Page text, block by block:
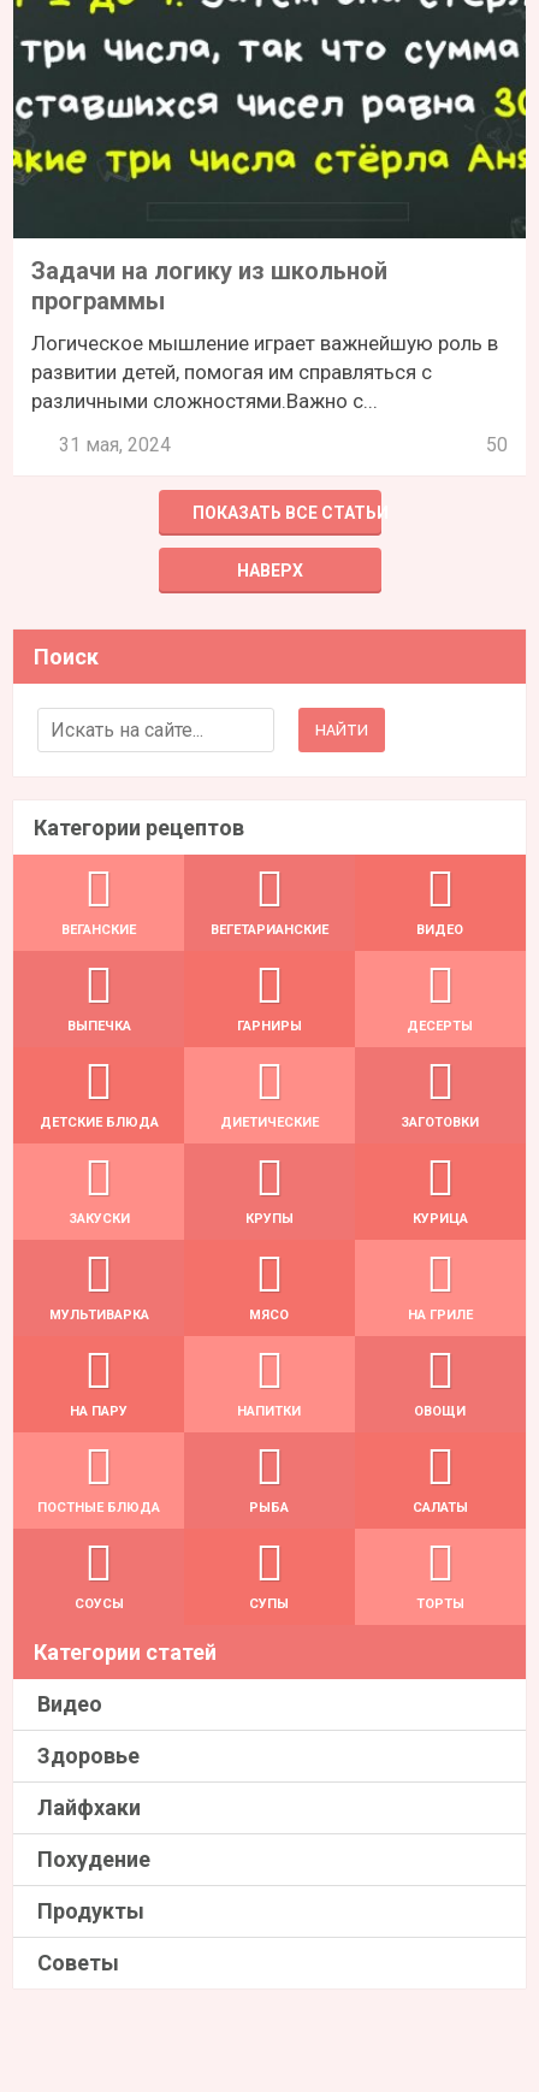
Задачи на логику из школьной
программы
Логическое мышление играет важнейшую роль в
развитии детей, помогая им справляться с
различными сложностями.Важно с...
31 мая, 2024 50
ПОКАЗАТЬ ВСЕ СТАТЬИ
НАВЕРХ
Поиск
Search for:
Категории рецептов
ВЕГАНСКИЕ ВЕГЕТАРИАНСКИЕ ВИДЕО
ВЫПЕЧКА ГАРНИРЫ ДЕСЕРТЫ
ДЕТСКИЕ БЛЮДА ДИЕТИЧЕСКИЕ ЗАГОТОВКИ
ЗАКУСКИ КРУПЫ КУРИЦА
МУЛЬТИВАРКА МЯСО НА ГРИЛЕ
НА ПАРУ НАПИТКИ ОВОЩИ
ПОСТНЫЕ БЛЮДА РЫБА САЛАТЫ
СОУСЫ СУПЫ ТОРТЫ
Категории статей
Видео
Здоровье
Лайфхаки
Похудение
Продукты
Советы